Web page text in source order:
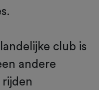
club is
andere